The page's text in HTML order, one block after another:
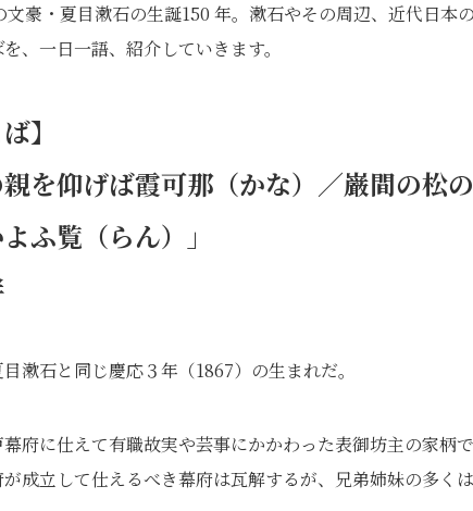
豪・夏目漱石の生誕150 年。漱石やその周辺、近代日本
、一日一語、紹介していきます。
】
親を仰げば霞可那（かな）／巌間の松
ふ覧（らん）」
漱石と同じ慶応３年（1867）の生まれだ。
府に仕えて有職故実や芸事にかかわった表御坊主の家柄
成立して仕えるべき幕府は瓦解するが、兄弟姉妹の多く